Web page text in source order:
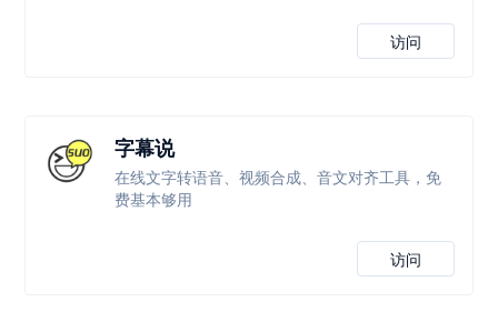
访问
字幕说
在线文字转语音、视频合成、音文对齐工具，免
费基本够用
访问